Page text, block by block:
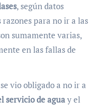
, según datos
razones para no ir a las
sumamente varias,
en las fallas de
vio obligado a no ir a
servicio de aguay el